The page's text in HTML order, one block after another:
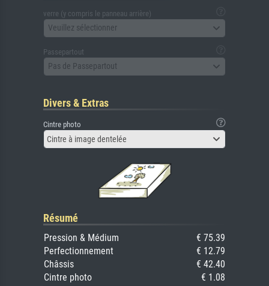
verre (y compris le panneau arrière)
Veuillez sélectionner
Passepartout
Pas de Passepartout
Divers & Extras
Cintre photo
Cintre à image dentelée
Résumé
Pression & Médium
€ 75.39
Perfectionnement
€ 12.79
Châssis
€ 42.40
Cintre photo
€ 1.08